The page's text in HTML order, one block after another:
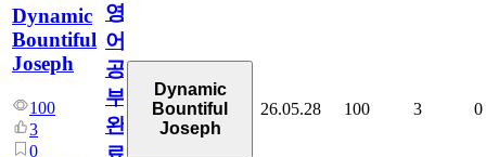
Dynamic
Bountiful
Joseph
100
3
0
영
어
공
부
완
Dynamic
Bountiful
Joseph
26.05.28 100 3 0